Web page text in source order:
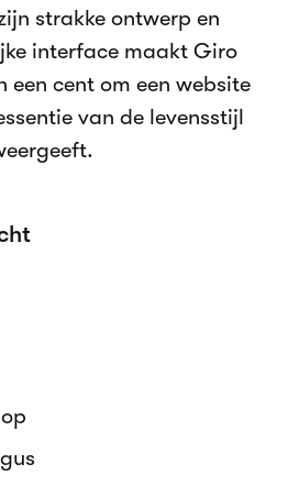
strakke ontwerp en
interface maakt Giro
een cent om een website
van de levensstijl